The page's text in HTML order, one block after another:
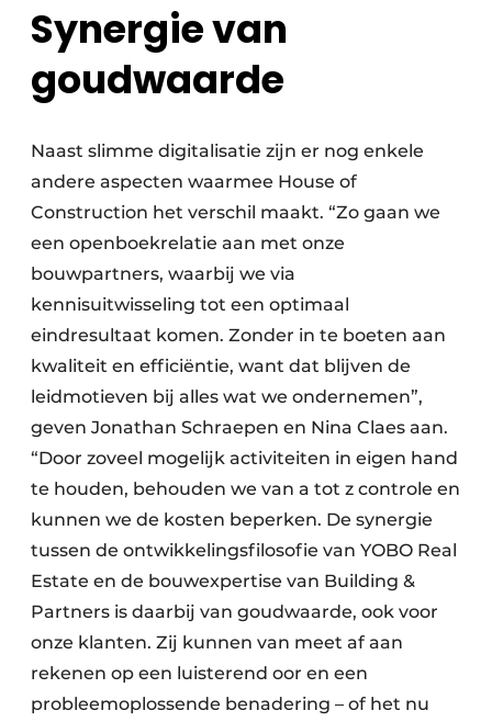
Synergie van
goudwaarde
Naast slimme digitalisatie zijn er nog enkele
andere aspecten waarmee House of
Construction het verschil maakt. “Zo gaan we
een openboekrelatie aan met onze
bouwpartners, waarbij we via
kennisuitwisseling tot een optimaal
eindresultaat komen. Zonder in te boeten aan
kwaliteit en efficiëntie, want dat blijven de
leidmotieven bij alles wat we ondernemen”,
geven Jonathan Schraepen en Nina Claes aan.
“Door zoveel mogelijk activiteiten in eigen hand
te houden, behouden we van a tot z controle en
kunnen we de kosten beperken. De synergie
tussen de ontwikkelingsfilosofie van YOBO Real
Estate en de bouwexpertise van Building &
Partners is daarbij van goudwaarde, ook voor
onze klanten. Zij kunnen van meet af aan
rekenen op een luisterend oor en een
probleemoplossende benadering – of het nu